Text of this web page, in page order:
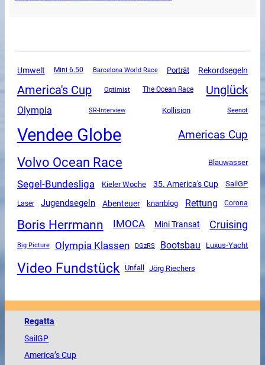
Umwelt Mini 6.50 Barcelona World Race Porträt Rekordsegeln
America's Cup Optimist The Ocean Race Unglück
Olympia SR-Interview Kollision Seenot
Vendee Globe Americas Cup
Volvo Ocean Race Blauwasser
Segel-Bundesliga Kieler Woche 35. America's Cup SailGP
Laser Jugendsegeln Abenteuer knarrblog Rettung Corona
Boris Herrmann IMOCA Mini Transat Cruising
Big Picture Olympia Klassen DGzRS Bootsbau Luxus-Yacht
Video Fundstück Unfall Jörg Riechers
Regatta
SailGP
America’s Cup